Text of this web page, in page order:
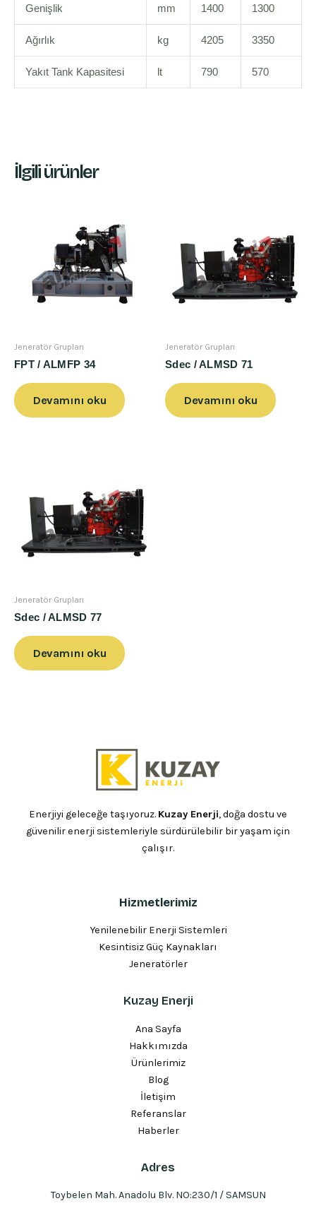
Genişlik mm 1400 1300
Ağırlık kg 4205 3350
Yakıt Tank Kapasitesi lt 790 570
İlgili ürünler
Jeneratör Grupları
FPT / ALMFP 34
Devamını oku
Jeneratör Grupları
Sdec / ALMSD 71
Devamını oku
Jeneratör Grupları
Sdec / ALMSD 77
Devamını oku
Enerjiyi geleceğe taşıyoruz. Kuzay Enerji, doğa dostu ve
güvenilir enerji sistemleriyle sürdürülebilir bir yaşam için
çalışır.
Hizmetlerimiz
Yenilenebilir Enerji Sistemleri
Kesintisiz Güç Kaynakları
Jeneratörler
Kuzay Enerji
Ana Sayfa
Hakkımızda
Ürünlerimiz
Blog
İletişim
Referanslar
Haberler
Adres
Toybelen Mah. Anadolu Blv. NO:230/1 / SAMSUN